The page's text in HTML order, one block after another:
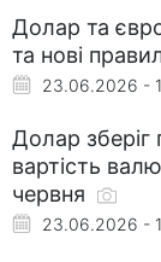
Долар та
та нові
23.06.2026 -
Долар зберіг
вартість
червня
23.06.2026 -